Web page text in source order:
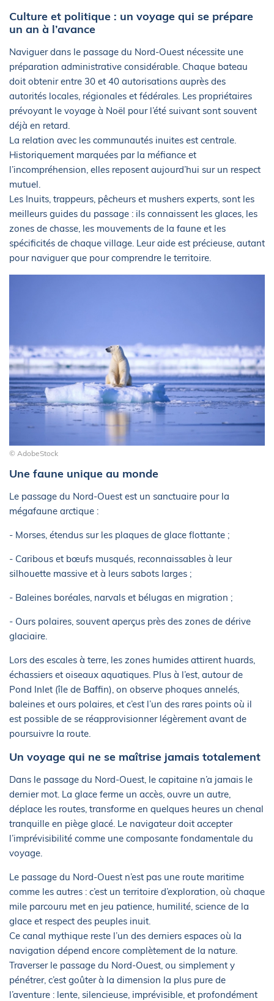
Culture et politique : un voyage qui se prépare
un an à l’avance
Naviguer dans le passage du Nord-Ouest nécessite une
préparation administrative considérable. Chaque bateau
doit obtenir entre 30 et 40 autorisations auprès des
autorités locales, régionales et fédérales. Les propriétaires
prévoyant le voyage à Noël pour l’été suivant sont souvent
déjà en retard.
La relation avec les communautés inuites est centrale.
Historiquement marquées par la méfiance et
l’incompréhension, elles reposent aujourd’hui sur un respect
mutuel.
Les Inuits, trappeurs, pêcheurs et mushers experts, sont les
meilleurs guides du passage : ils connaissent les glaces, les
zones de chasse, les mouvements de la faune et les
spécificités de chaque village. Leur aide est précieuse, autant
pour naviguer que pour comprendre le territoire.
© AdobeStock
Une faune unique au monde
Le passage du Nord-Ouest est un sanctuaire pour la
mégafaune arctique :
- Morses, étendus sur les plaques de glace flottante ;
- Caribous et bœufs musqués, reconnaissables à leur
silhouette massive et à leurs sabots larges ;
- Baleines boréales, narvals et bélugas en migration ;
- Ours polaires, souvent aperçus près des zones de dérive
glaciaire.
Lors des escales à terre, les zones humides attirent huards,
échassiers et oiseaux aquatiques. Plus à l’est, autour de
Pond Inlet (île de Baffin), on observe phoques annelés,
baleines et ours polaires, et c’est l’un des rares points où il
est possible de se réapprovisionner légèrement avant de
poursuivre la route.
Un voyage qui ne se maîtrise jamais totalement
Dans le passage du Nord-Ouest, le capitaine n’a jamais le
dernier mot. La glace ferme un accès, ouvre un autre,
déplace les routes, transforme en quelques heures un chenal
tranquille en piège glacé. Le navigateur doit accepter
l’imprévisibilité comme une composante fondamentale du
voyage.
Le passage du Nord-Ouest n’est pas une route maritime
comme les autres : c’est un territoire d’exploration, où chaque
mile parcouru met en jeu patience, humilité, science de la
glace et respect des peuples inuit.
Ce canal mythique reste l’un des derniers espaces où la
navigation dépend encore complètement de la nature.
Traverser le passage du Nord-Ouest, ou simplement y
pénétrer, c’est goûter à la dimension la plus pure de
l’aventure : lente, silencieuse, imprévisible, et profondément